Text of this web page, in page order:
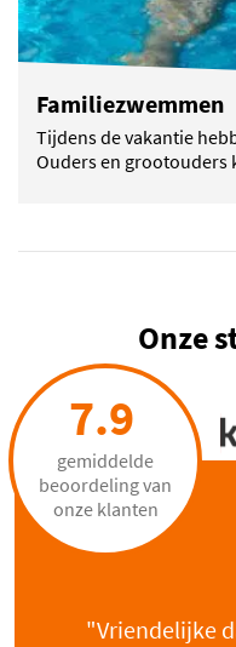
Familiezwemmen
Tijdens de vakantie
Ouders en grootouders
Onze
7.9
gemiddelde
beoordeling van
onze klanten
"Vriendelijke